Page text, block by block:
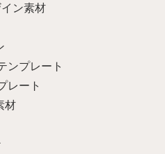
ン素材
ンプレート
レート
材